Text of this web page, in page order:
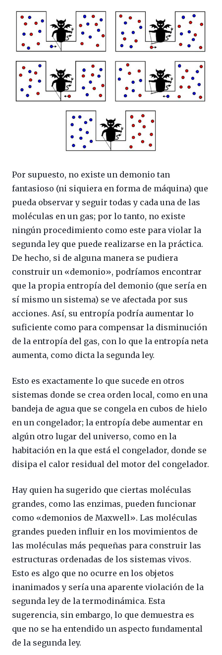
Por supuesto, no existe un demonio tan
fantasioso (ni siquiera en forma de máquina) que
pueda observar y seguir todas y cada una de las
moléculas en un gas; por lo tanto, no existe
ningún procedimiento como este para violar la
segunda ley que puede realizarse en la práctica.
De hecho, si de alguna manera se pudiera
construir un «demonio», podríamos encontrar
que la propia entropía del demonio (que sería en
sí mismo un sistema) se ve afectada por sus
acciones. Así, su entropía podría aumentar lo
suficiente como para compensar la disminución
de la entropía del gas, con lo que la entropía neta
aumenta, como dicta la segunda ley.
Esto es exactamente lo que sucede en otros
sistemas donde se crea orden local, como en una
bandeja de agua que se congela en cubos de hielo
en un congelador; la entropía debe aumentar en
algún otro lugar del universo, como en la
habitación en la que está el congelador, donde se
disipa el calor residual del motor del congelador.
Hay quien ha sugerido que ciertas moléculas
grandes, como las enzimas, pueden funcionar
como «demonios de Maxwell». Las moléculas
grandes pueden influir en los movimientos de
las moléculas más pequeñas para construir las
estructuras ordenadas de los sistemas vivos.
Esto es algo que no ocurre en los objetos
inanimados y sería una aparente violación de la
segunda ley de la termodinámica. Esta
sugerencia, sin embargo, lo que demuestra es
que no se ha entendido un aspecto fundamental
de la segunda ley.